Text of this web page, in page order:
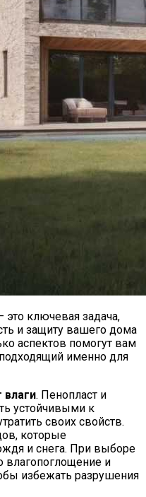
это ключевая задача,
и защиту вашего дома
аспектов помогут вам
именно для
влаги. Пенопласт и
устойчивыми к
своих свойств.
которые
и снега. При выборе
влагопоглощение и
избежать разрушения